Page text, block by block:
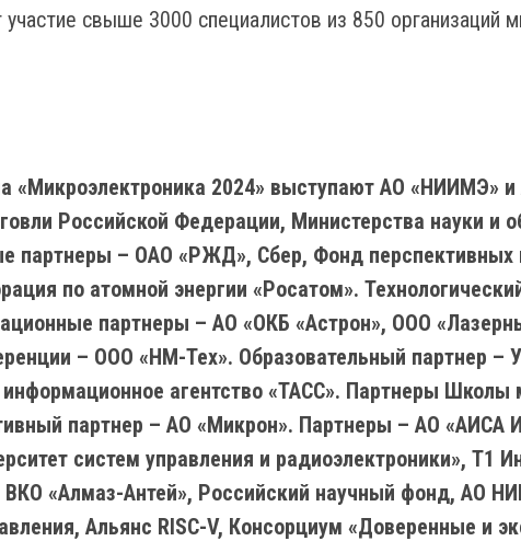
свыше 3000 специалистов из 850 организаций
«Микроэлектроника 2024» выступают АО «НИИМЭ»
Российской Федерации, Министерства науки и
партнеры – ОАО «РЖД», Сбер, Фонд
по атомной энергии «Росатом».
партнеры – АО «ОКБ «Астрон», ООО
– ООО «НМ-Тех». Образовательный партнер –
информационное агентство «ТАСС». Партнеры
партнер – АО «Микрон». Партнеры – АО
систем управления и радиоэлектроники»,
«Алмаз-Антей», Российский научный фонд, АО
Альянс RISC-V, Консорциум «Доверенные